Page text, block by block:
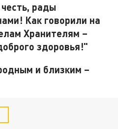
рады
Как говорили на
Хранителям –
здоровья!"
и близким –